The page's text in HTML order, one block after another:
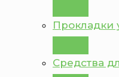
Прокладки
Средства